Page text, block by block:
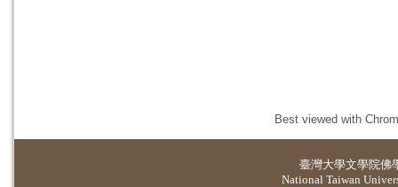
Best viewed with
臺灣大學文學院佛
National Taiwan